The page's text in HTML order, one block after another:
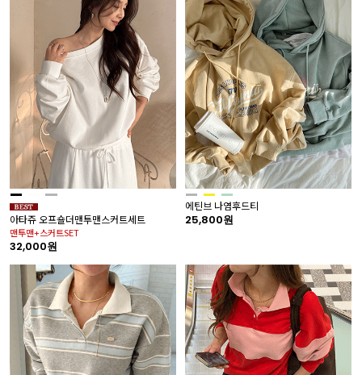
아타쥬 오프숄더맨투맨스커트세트
맨투맨+스커트SET
32,000원
에틴브 나염후드티
25,800원